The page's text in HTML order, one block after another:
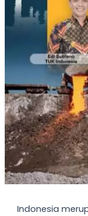
Indonesia